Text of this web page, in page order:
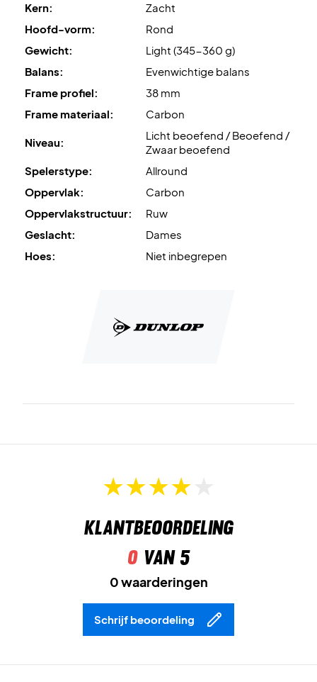
Kern:
Zacht
Hoofd-vorm:
Rond
Gewicht:
Light (345-360 g)
Balans:
Evenwichtige balans
Frame profiel:
38 mm
Frame materiaal:
Carbon
Niveau:
Licht beoefend / Beoefend /
Zwaar beoefend
Spelerstype:
Allround
Oppervlak:
Carbon
Oppervlakstructuur:
Ruw
Geslacht:
Dames
Hoes:
Niet inbegrepen
Klantbeoordeling
0van 5
0 waarderingen
Schrijf beoordeling